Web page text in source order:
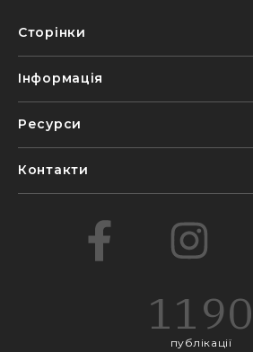
Сторінки
Інформація
Ресурси
Контакти
1190
публікації